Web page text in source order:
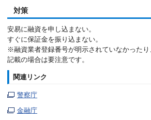
対策
安易に融資を申し込まない。
すぐに保証金を振り込まない。
※融資業者登録番号が明示されていなかった
記載の場合は要注意です。
関連リンク
警察庁
金融庁